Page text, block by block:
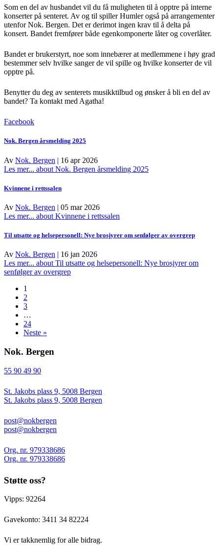
Som en del av husbandet vil du få muligheten til å opptre på interne
konserter på senteret. Av og til spiller Humler også på arrangementer
utenfor Nok. Bergen. Det er derimot ingen krav til å delta på
konsert. Bandet fremfører både egenkomponerte låter og coverlåter.
Bandet er brukerstyrt, noe som innebærer at medlemmene i høy grad
bestemmer selv hvilke sanger de vil spille og hvilke konserter de vil
opptre på.
Benytter du deg av senterets musikktilbud og ønsker å bli en del av
bandet? Ta kontakt med Agatha!
Facebook
Nok. Bergen årsmelding 2025
Av Nok. Bergen | 16 apr 2026
Les mer... about Nok. Bergen årsmelding 2025
Kvinnene i rettssalen
Av Nok. Bergen | 05 mar 2026
Les mer... about Kvinnene i rettssalen
Til utsatte og helsepersonell: Nye brosjyrer om senfølger av overgrep
Av Nok. Bergen | 16 jan 2026
Les mer... about Til utsatte og helsepersonell: Nye brosjyrer om
senfølger av overgrep
1
2
3
…
24
Neste »
Nok. Bergen
55 90 49 90
St. Jakobs plass 9, 5008 Bergen
St. Jakobs plass 9, 5008 Bergen
post@nokbergen
post@nokbergen
Org. nr. 979338686
Org. nr. 979338686
Støtte oss?
Vipps: 92264
Gavekonto: 3411 34 82224
Vi er takknemlig for alle bidrag.